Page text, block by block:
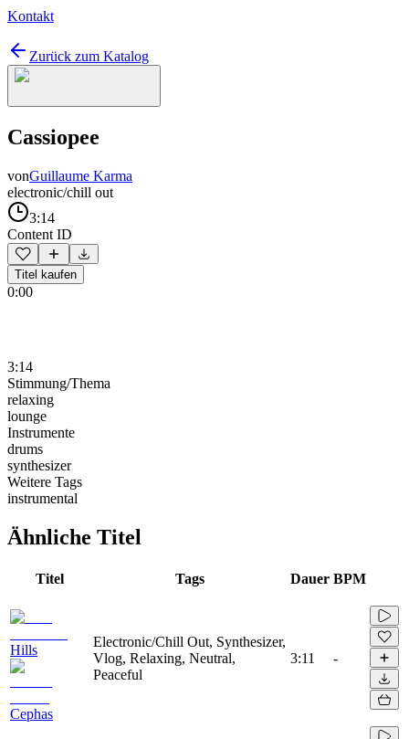
Kontakt
Zurück zum Katalog
Cassiopee
vonGuillaume Karma
electronic/chill out
3:14
Content ID
Titel kaufen
0:00
3:14
Stimmung/Thema
relaxing
lounge
Instrumente
drums
synthesizer
Weitere Tags
instrumental
Ähnliche Titel
Titel Tags Dauer BPM
Hills
Cephas
Electronic/Chill Out, Synthesizer,
Vlog, Relaxing, Neutral,
Peaceful
3:11 -